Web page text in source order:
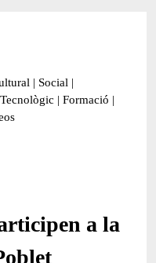
| Social |
Tecnològic | Formació |
a la